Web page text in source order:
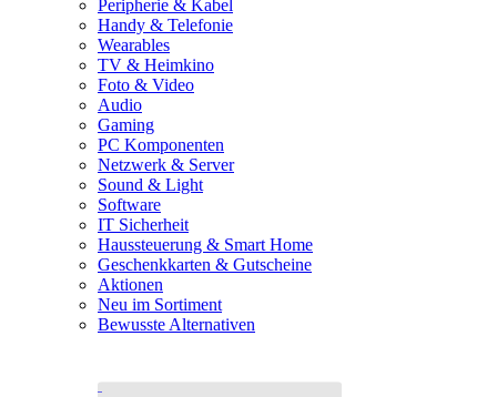
Peripherie & Kabel
Handy & Telefonie
Wearables
TV & Heimkino
Foto & Video
Audio
Gaming
PC Komponenten
Netzwerk & Server
Sound & Light
Software
IT Sicherheit
Haussteuerung & Smart Home
Geschenkkarten & Gutscheine
Aktionen
Neu im Sortiment
Bewusste Alternativen